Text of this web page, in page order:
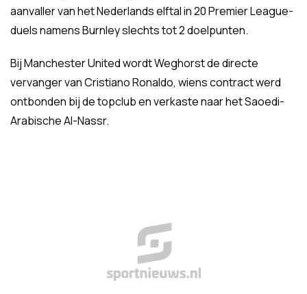
aanvaller van het Nederlands elftal in 20 Premier League-
duels namens Burnley slechts tot 2 doelpunten.
Bij Manchester United wordt Weghorst de directe
vervanger van Cristiano Ronaldo, wiens contract werd
ontbonden bij de topclub en verkaste naar het Saoedi-
Arabische Al-Nassr.